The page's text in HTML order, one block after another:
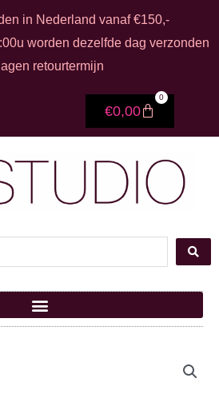
in Nederland vanaf €150,-
worden dezelfde dag verzonden
retourtermijn
€0,00
0